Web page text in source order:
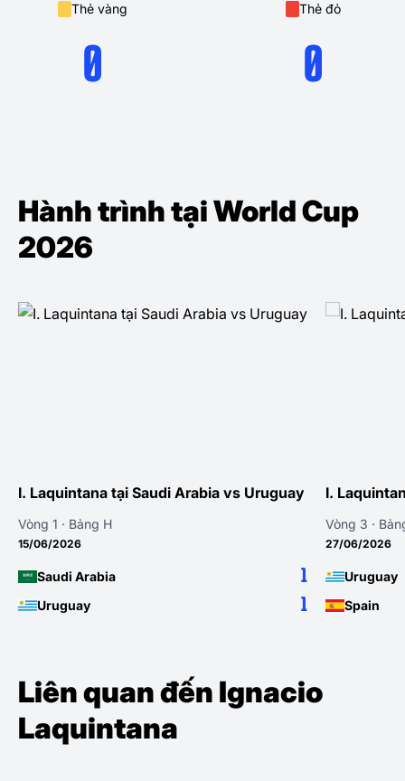
Thẻ vàng
0
Thẻ đỏ
0
Hành trình tại World Cup
2026
I. Laquintana tại Saudi Arabia vs Uruguay
Vòng 1 · Bảng H
15/06/2026
Saudi Arabia 1
Uruguay 1
I.
Vòng 3 ·
27/06/2026
Uruguay
Spain
Liên quan đến Ignacio
Laquintana